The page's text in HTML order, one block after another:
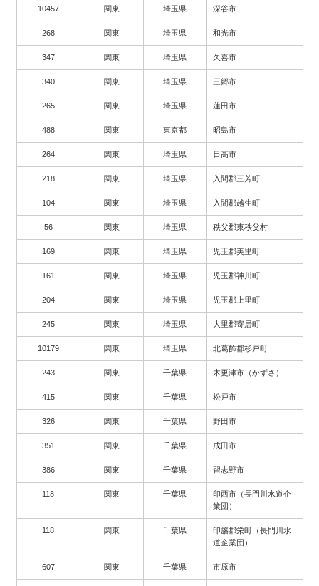
10457 関東 埼玉県 深谷市
268 関東 埼玉県 和光市
347 関東 埼玉県 久喜市
340 関東 埼玉県 三郷市
265 関東 埼玉県 蓮田市
488 関東 東京都 昭島市
264 関東 埼玉県 日高市
218 関東 埼玉県 入間郡三芳町
104 関東 埼玉県 入間郡越生町
56 関東 埼玉県 秩父郡東秩父村
169 関東 埼玉県 児玉郡美里町
161 関東 埼玉県 児玉郡神川町
204 関東 埼玉県 児玉郡上里町
245 関東 埼玉県 大里郡寄居町
10179 関東 埼玉県 北葛飾郡杉戸町
243 関東 千葉県 木更津市（かずさ）
415 関東 千葉県 松戸市
326 関東 千葉県 野田市
351 関東 千葉県 成田市
386 関東 千葉県 習志野市
118 関東 千葉県
印西市（長門川水道企
業団）
118 関東 千葉県
印旛郡栄町（長門川水
道企業団）
607 関東 千葉県 市原市